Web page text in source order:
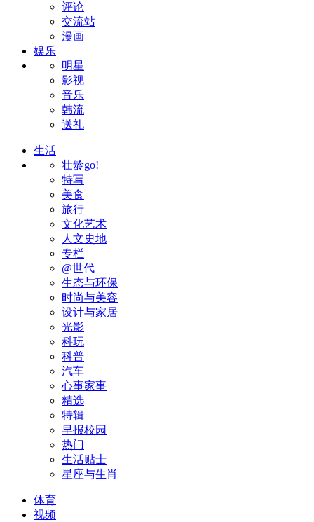
评论
交流站
漫画
娱乐
明星
影视
音乐
韩流
送礼
生活
壮龄go!
特写
美食
旅行
文化艺术
人文史地
专栏
@世代
生态与环保
时尚与美容
设计与家居
光影
科玩
科普
汽车
心事家事
精选
特辑
早报校园
热门
生活贴士
星座与生肖
体育
视频